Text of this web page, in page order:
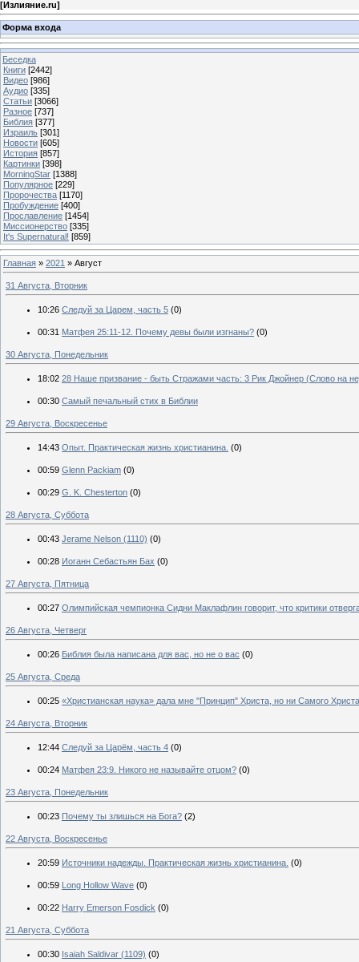
[Излияние.ru]
Форма входа
Беседка
Книги [2442]
Видео [986]
Аудио [335]
Статьи [3066]
Разное [737]
Библия [377]
Израиль [301]
Новости [605]
История [857]
Картинки [398]
MorningStar [1388]
Популярное [229]
Пророчества [1170]
Пробуждение [400]
Прославление [1454]
Миссионерство [335]
It's Supernatural! [859]
Главная » 2021 » Август
31 Августа, Вторник
10:26 Следуй за Царем, часть 5 (0)
00:31 Матфея 25:11-12. Почему девы были изгнаны? (0)
30 Августа, Понедельник
18:02 28 Наше призвание - быть Стражами часть: 3 Рик Джойнер (Слово на
00:30 Самый печальный стих в Библии
29 Августа, Воскресенье
14:43 Опыт. Практическая жизнь христианина. (0)
00:59 Glenn Packiam (0)
00:29 G. K. Chesterton (0)
28 Августа, Суббота
00:43 Jerame Nelson (1110) (0)
00:28 Иоганн Себастьян Бах (0)
27 Августа, Пятница
00:27 Олимпийская чемпионка Сидни Маклафлин говорит, что критики
26 Августа, Четверг
00:26 Библия была написана для вас, но не о вас (0)
25 Августа, Среда
00:25 «Христианская наука» дала мне "Принцип" Христа, но ни Самого Христа
24 Августа, Вторник
12:44 Следуй за Царём, часть 4 (0)
00:24 Матфея 23:9. Никого не называйте отцом? (0)
23 Августа, Понедельник
00:23 Почему ты злишься на Бога? (2)
22 Августа, Воскресенье
20:59 Источники надежды. Практическая жизнь христианина. (0)
00:59 Long Hollow Wave (0)
00:22 Harry Emerson Fosdick (0)
21 Августа, Суббота
00:30 Isaiah Saldivar (1109) (0)